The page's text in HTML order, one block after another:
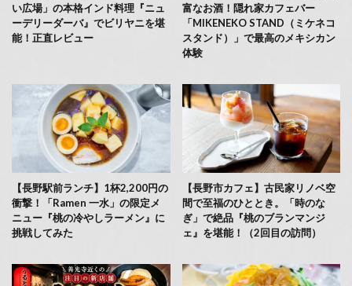
い広場」の本格インド料理『ニュ
ーデリーダーバ』でビリヤニを堪
能！正直レビュー
富なお酒！隠れ家カフェバー
「MIKENEKO STAND（ミケネコ
スタンド）」で最高のメキシカン
体験
【長野駅前ランチ】1杯2,200円の
衝撃！「Ramen 一水」の限定メ
ニュー『桃の冷やしラーメン』に
挑戦してみた
【長野市カフェ】古民家リノベ空
間で至福のひととき。「時のな
ぎ」で絶品『桃のブランマンジ
ェ』を堪能！（2回目の訪問）